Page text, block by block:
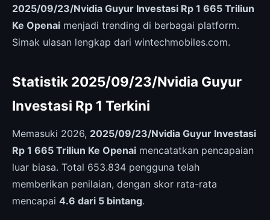
2025/09/23/Nvidia Guyur Investasi Rp 1 665 Triliun
Ke Openai menjadi trending di berbagai platform.
Simak ulasan lengkap dari wintechmobiles.com.
Statistik 2025/09/23/Nvidia Guyur
Investasi Rp 1 Terkini
Memasuki 2026, 2025/09/23/Nvidia Guyur Investasi
Rp 1 665 Triliun Ke Openai mencatatkan pencapaian
luar biasa. Total 653.834 pengguna telah
memberikan penilaian, dengan skor rata-rata
mencapai 4.6 dari 5 bintang.